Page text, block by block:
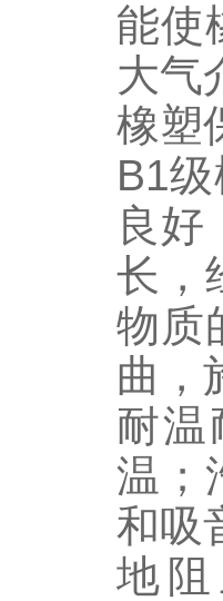
能使
大气
橡塑
B1
良好
长，
物质
曲，
耐温
温；
和吸
地